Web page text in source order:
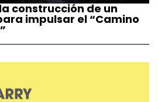
construcción de un
impulsar el “Camino